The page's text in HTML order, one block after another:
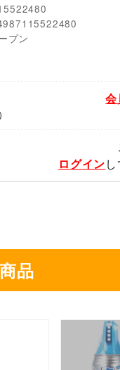
プン
会
ログイン
品